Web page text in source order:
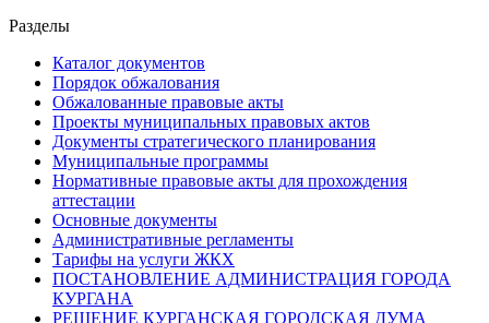
Разделы
Каталог документов
Порядок обжалования
Обжалованные правовые акты
Проекты муниципальных правовых актов
Документы стратегического планирования
Муниципальные программы
Нормативные правовые акты для прохождения
аттестации
Основные документы
Административные регламенты
Тарифы на услуги ЖКХ
ПОСТАНОВЛЕНИЕ АДМИНИСТРАЦИЯ ГОРОДА
КУРГАНА
РЕШЕНИЕ КУРГАНСКАЯ ГОРОДСКАЯ ДУМА